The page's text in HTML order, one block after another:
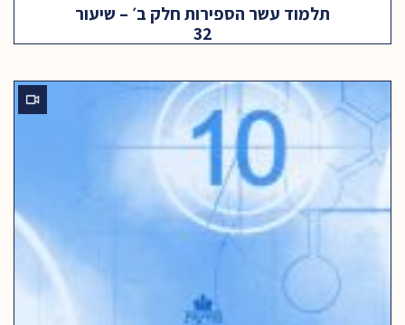
תלמוד עשר הספירות חלק ב׳ – שיעור
32